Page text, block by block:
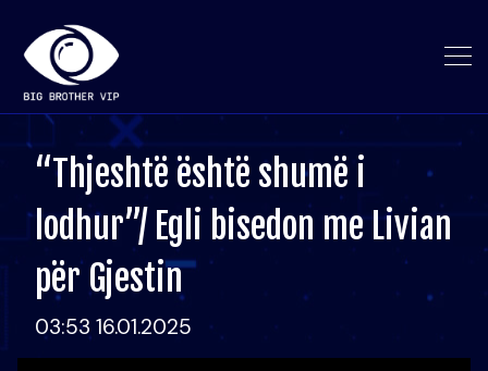
“Thjeshtë është shumë i
lodhur”/ Egli bisedon me Livian
për Gjestin
03:53 16.01.2025